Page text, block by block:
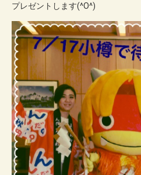
プレゼントします(^O^)